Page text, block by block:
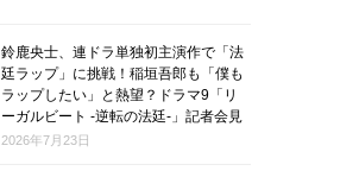
鈴鹿央士、連ドラ単独初主演作で「法
廷ラップ」に挑戦！稲垣吾郎も「僕も
ラップしたい」と熱望？ドラマ9「リ
ーガルビート -逆転の法廷-」記者会見
2026年7月23日